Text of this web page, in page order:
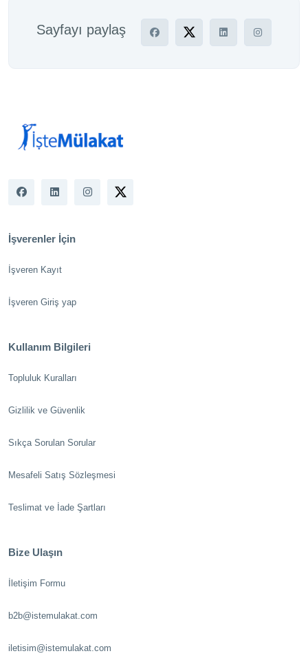
Sayfayı paylaş
İşverenler İçin
İşveren Kayıt
İşveren Giriş yap
Kullanım Bilgileri
Topluluk Kuralları
Gizlilik ve Güvenlik
Sıkça Sorulan Sorular
Mesafeli Satış Sözleşmesi
Teslimat ve İade Şartları
Bize Ulaşın
İletişim Formu
b2b@istemulakat.com
iletisim@istemulakat.com